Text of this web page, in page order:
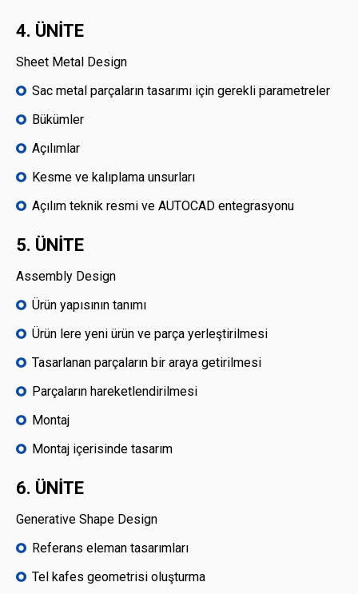
4. ÜNİTE
Sheet Metal Design
Sac metal parçaların tasarımı için gerekli parametreler
Bükümler
Açılımlar
Kesme ve kalıplama unsurları
Açılım teknik resmi ve AUTOCAD entegrasyonu
5. ÜNİTE
Assembly Design
Ürün yapısının tanımı
Ürün lere yeni ürün ve parça yerleştirilmesi
Tasarlanan parçaların bir araya getirilmesi
Parçaların hareketlendirilmesi
Montaj
Montaj içerisinde tasarım
6. ÜNİTE
Generative Shape Design
Referans eleman tasarımları
Tel kafes geometrisi oluşturma